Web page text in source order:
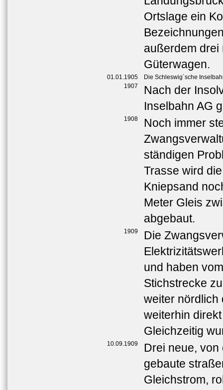
Ortslage ein
außerdem drei
Güterwagen.
01.01.1905
Die Schleswig´sche
1907
Nach der
Inselbahn AG
1908
Noch immer
ständigen
Trasse wird
Kniepsand
Meter Gleis
abgebaut.
1909
Die
und haben
Stichstrecke
weiter nördlich
weiterhin
Gleichzeitig
10.09.1909
Drei neue,
gebaute
Gleichstrom,